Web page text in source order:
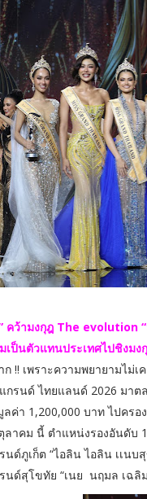
คว้ามงกุฎ The evolution
เป็นตัวแทนประเทศไปชิงมง
ก !! เพราะความพยายามไ
กรนด์ ไทยแลนด์ 2026 มาต
ลค่า 1,200,000 บาท ไปคร
ลาคม นี้ ตำแหน่งรองอันดับ
นด์ภูเก็ต “ไอลิน ไอลิน เเน
นด์สุโขทัย “เนย นฤมล เฉลิ